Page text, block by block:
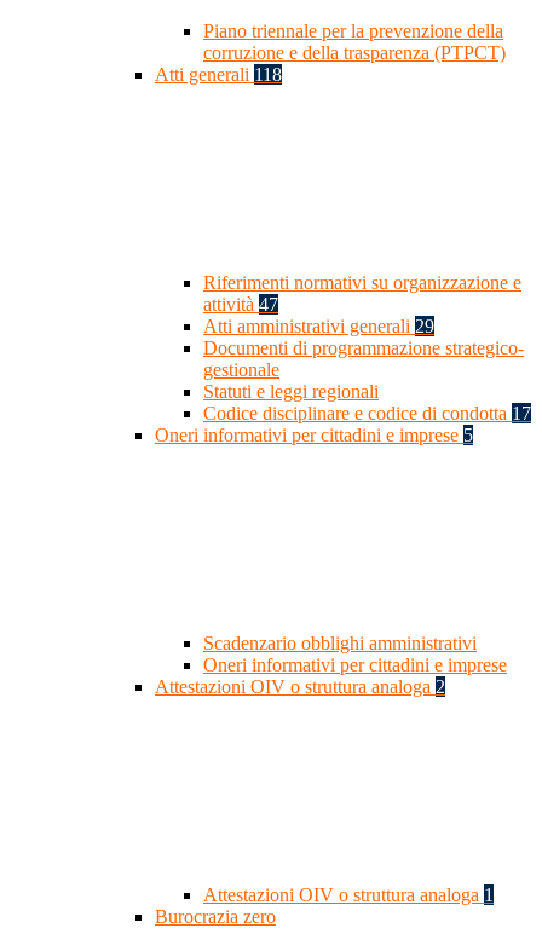
Piano triennale per la prevenzione della
corruzione e della trasparenza (PTPCT)
Atti generali 118
Riferimenti normativi su organizzazione e
attività 47
Atti amministrativi generali 29
Documenti di programmazione strategico-
gestionale
Statuti e leggi regionali
Codice disciplinare e codice di condotta 17
Oneri informativi per cittadini e imprese 5
Scadenzario obblighi amministrativi
Oneri informativi per cittadini e imprese
Attestazioni OIV o struttura analoga 2
Attestazioni OIV o struttura analoga 1
Burocrazia zero